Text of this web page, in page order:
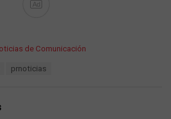
Ad
de Comunicación
prnoticias